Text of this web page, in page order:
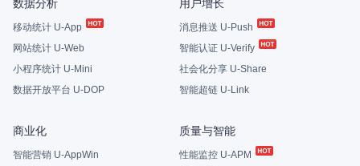
数据分析
移动统计 U-App
网站统计 U-Web
小程序统计 U-Mini
数据开放平台 U-DOP
用户增长
消息推送 U-Push
智能认证 U-Verify
社会化分享 U-Share
智能超链 U-Link
商业化
智能营销 U-AppWin
质量与智能
性能监控 U-APM